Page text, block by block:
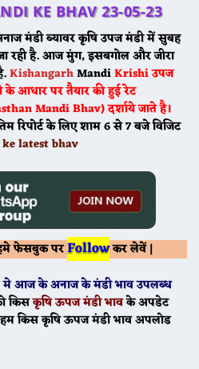
KE BHAV 23-05-23
मंडीब्यावरकृषि उपज मंडी में सुबह
रही है. आज मुंग, इसबगोल और जीरा
KishangarhMandiKrishi उपज
के आधार पर तैयार की हुई रेट
Mandi Bhav) दर्शाये जाते है।
रिपोर्ट के लिए शाम 6 से 7 बजे विजिट
latest bhav
फेसबुक परFollowकर लेवें |
मेआज केअनाज के मंडी भाव उपलब्ध
किसकृषि ऊपज मंडी भावके अपडेट
किस कृषि ऊपज मंडी भाव अपलोड